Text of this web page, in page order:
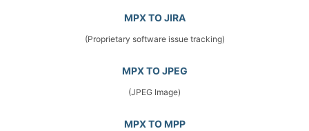
MPX TO JIRA
(Proprietary software issue tracking)
MPX TO JPEG
(JPEG Image)
MPX TO MPP